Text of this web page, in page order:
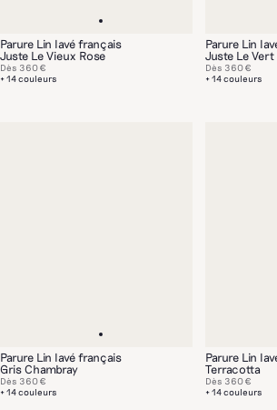
Parure Lin lavé français
Juste Le Vieux Rose
+ 14 couleurs
Dès 360 €
Parure Lin
Juste Le Vert
+ 14 couleurs
Dès 360 €
Parure Lin lavé français
Gris Chambray
+ 14 couleurs
Dès 360 €
Parure Lin
Terracotta
+ 14 couleurs
Dès 360 €